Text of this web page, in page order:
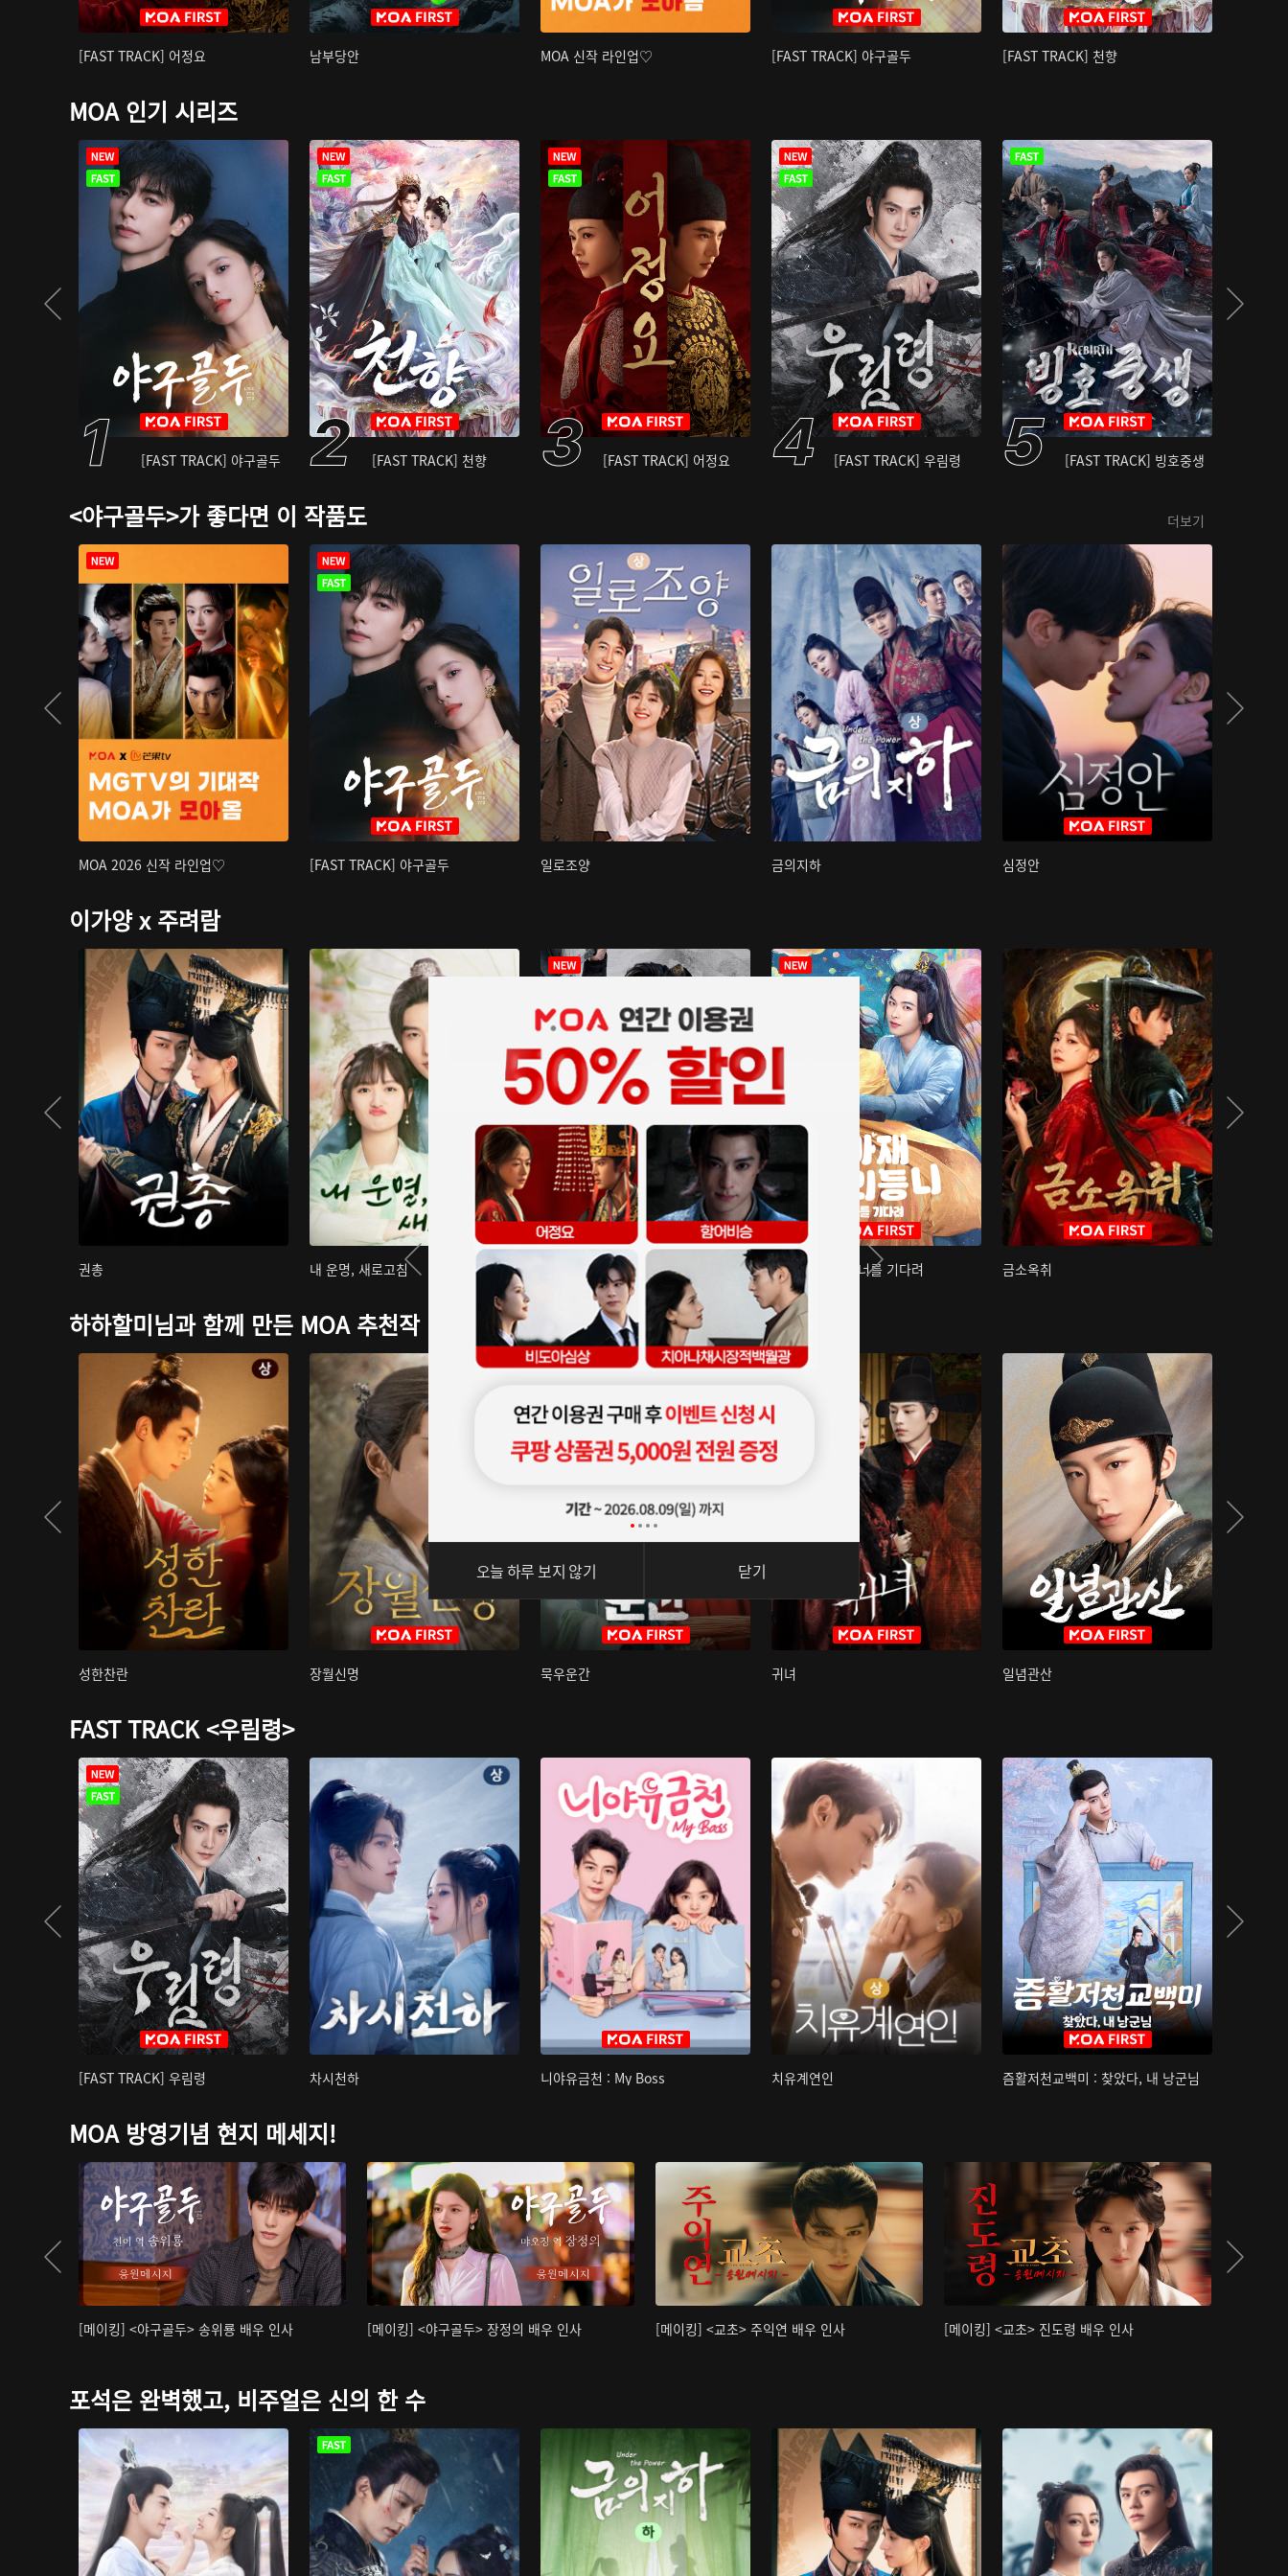
[FAST TRACK] 어정요 남부당안 MOA 신작 라인업♡ [FAST TRACK] 야구골두 [FAST TRACK] 천향
MOA 인기 시리즈
[FAST TRACK] 야구골두 [FAST TRACK] 천향 [FAST TRACK] 어정요 [FAST TRACK] 우림령 [FAST TRACK] 빙호중생
<야구골두>가 좋다면 이 작품도 더보기
MOA 2026 신작 라인업♡ [FAST TRACK] 야구골두 일로조양 금의지하 심정안
이가양 x 주려람
권총 내 운명, 새로고침 아재저리등니 : 너를 기다려 금소옥취
하하할미님과 함께 만든 MOA 추천작
성한찬란 장월신명 묵우운간 귀녀 일념관산
FAST TRACK <우림령>
[FAST TRACK] 우림령 차시천하 니야유금천 : My Boss 치유계연인 즘활저천교백미 : 찾았다, 내 낭군님
MOA 방영기념 현지 메세지!
[메이킹] <야구골두> 송위룡 배우 인사 [메이킹] <야구골두> 장정의 배우 인사 [메이킹] <교초> 주익연 배우 인사 [메이킹] <교초> 진도령 배우 인사
포석은 완벽했고, 비주얼은 신의 한 수
오늘 하루 보지 않기 닫기